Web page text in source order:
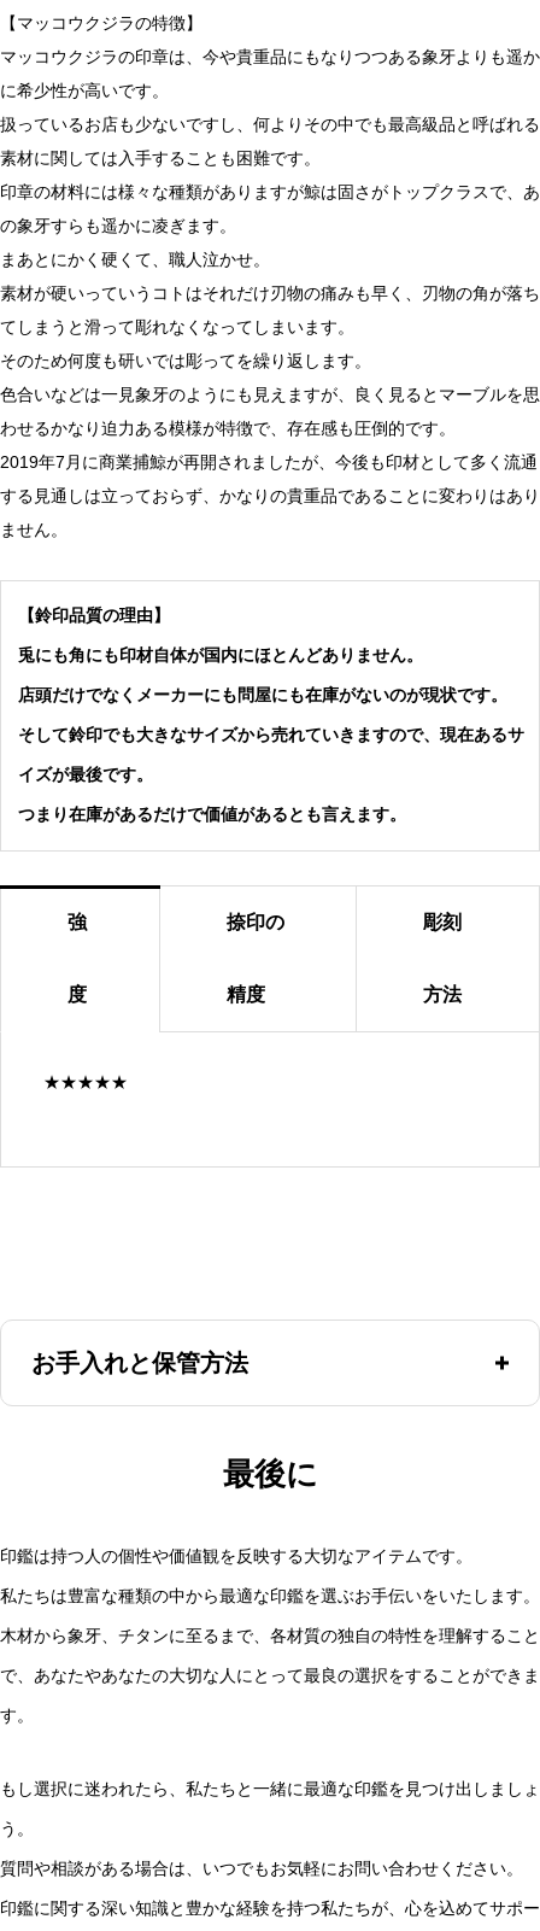
【マッコウクジラの特徴】
マッコウクジラの印章は、今や貴重品にもなりつつある象牙よりも遥か
に希少性が高いです。
扱っているお店も少ないですし、何よりその中でも最高級品と呼ばれる
素材に関しては入手することも困難です。
印章の材料には様々な種類がありますが鯨は固さがトップクラスで、あ
の象牙すらも遥かに凌ぎます。
まあとにかく硬くて、職人泣かせ。
素材が硬いっていうコトはそれだけ刃物の痛みも早く、刃物の角が落ち
てしまうと滑って彫れなくなってしまいます。
そのため何度も研いでは彫ってを繰り返します。
色合いなどは一見象牙のようにも見えますが、良く見るとマーブルを思
わせるかなり迫力ある模様が特徴で、存在感も圧倒的です。
2019年7月に商業捕鯨が再開されましたが、今後も印材として多く流通
する見通しは立っておらず、かなりの貴重品であることに変わりはあり
ません。
【鈴印品質の理由】
兎にも角にも印材自体が国内にほとんどありません。
店頭だけでなくメーカーにも問屋にも在庫がないのが現状です。
そして鈴印でも大きなサイズから売れていきますので、現在あるサ
イズが最後です。
つまり在庫があるだけで価値があるとも言えます。
強
度
捺印の
精度
彫刻
方法
★★★★★
お手入れと保管方法
ィ部分に朱肉が付きっぱなしのまま放置すると、染み込んで
落ちなくなります。<br /> また多少温度の影響を受ける場合も
ありますので、できれば暗所で気温の変化の少ない場所での
保管が理想です。
最後に
印鑑は持つ人の個性や価値観を反映する大切なアイテムです。
私たちは豊富な種類の中から最適な印鑑を選ぶお手伝いをいたします。
木材から象牙、チタンに至るまで、各材質の独自の特性を理解すること
で、あなたやあなたの大切な人にとって最良の選択をすることができま
す。
もし選択に迷われたら、私たちと一緒に最適な印鑑を見つけ出しましょ
う。
質問や相談がある場合は、いつでもお気軽にお問い合わせください。
印鑑に関する深い知識と豊かな経験を持つ私たちが、心を込めてサポー